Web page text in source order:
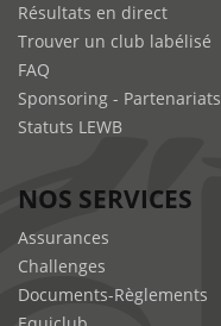
Résultats en direct
Trouver un club labélisé
FAQ
Sponsoring - Partenariats
Statuts LEWB
NOS SERVICES
Assurances
Challenges
Documents-Règlements